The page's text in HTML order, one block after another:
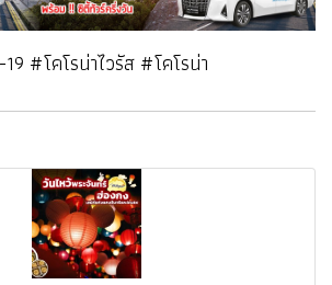
#โคโรน่าไวรัส #โคโรน่า